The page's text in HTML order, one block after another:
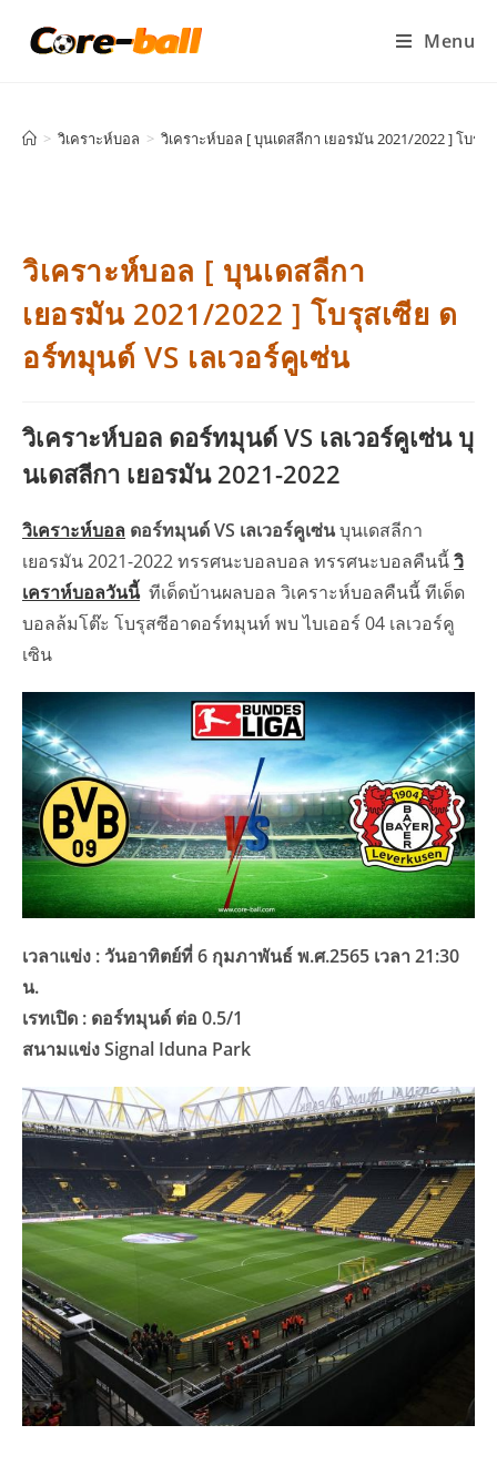
Menu
> วิเคราะห์บอล > วิเคราะห์บอล [ บุนเดสลีกา เยอรมัน 2021/2022 ] โบรุส
วิเคราะห์บอล [ บุนเดสลีกา
เยอรมัน 2021/2022 ] โบรุสเซีย ด
อร์ทมุนด์ VS เลเวอร์คูเซ่น
วิเคราะห์บอล ดอร์ทมุนด์ VS เลเวอร์คูเซ่น บุ
นเดสลีกา เยอรมัน 2021-2022
วิเคราะห์บอล ดอร์ทมุนด์ VS เลเวอร์คูเซ่นบุนเดสลีกา
เยอรมัน 2021-2022 ทรรศนะบอลบอล ทรรศนะบอลคืนนี้วิ
เคราห์บอลวันนี้ทีเด็ดบ้านผลบอล วิเคราะห์บอลคืนนี้ ทีเด็ด
บอลล้มโต๊ะ โบรุสซีอาดอร์ทมุนท์ พบ ไบเออร์ 04 เลเวอร์คู
เซิน
เวลาแข่ง : วันอาทิตย์ที่ 6 กุมภาพันธ์ พ.ศ.2565 เวลา 21:30
น.
เรทเปิด : ดอร์ทมุนด์ ต่อ 0.5/1
สนามแข่ง Signal Iduna Park